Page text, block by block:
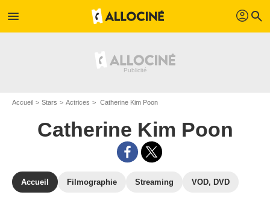
menu profil search
Accueil Stars Actrices Catherine Kim Poon
Catherine Kim Poon
Accueil Filmographie Streaming VOD, DVD